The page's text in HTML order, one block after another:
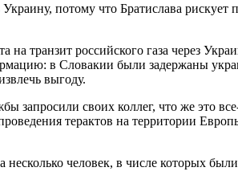
потому что Братислава
на транзит российского газа через
в Словакии были задержаны
выгоду.
своих коллег, что же это
терактов на территории
человек, в числе которых